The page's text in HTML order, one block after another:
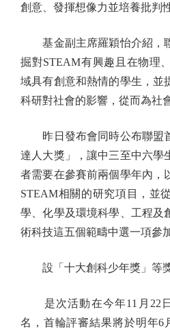
創意、發揮想像力並培養批判
基金副主席羅穎怡介紹，
掘對STEAM有興趣且在物理
域具有創意和熱情的學生，並
科研對社會的影響，從而為社
昨日發布會同時公布聯盟
達人大獎」，讓中三至中六學
者需要在參賽前兩個學年內，
STEAM相關的研究項目，並
學、化學及環境科學、工程及
術科技這五個範疇中選一項參加
設「十大創科少年獎」等
是次活動在今年11月22日
名，首輪評審結果將於明年6